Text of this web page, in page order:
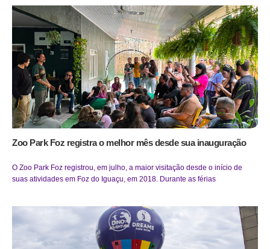
Zoo Park Foz registra o melhor mês desde sua inauguração
O Zoo Park Foz registrou, em julho, a maior visitação desde o início de
suas atividades em Foz do Iguaçu, em 2018. Durante as férias